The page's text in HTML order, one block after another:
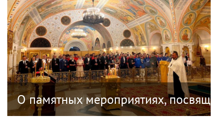
Южная Осетия, посвященных
О памятных мероприятиях,